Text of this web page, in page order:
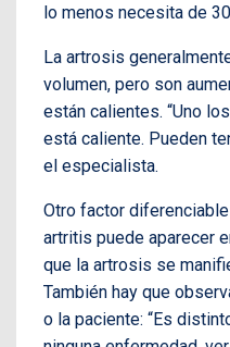
lo menos necesita de
La artrosis
volumen, pero son
están calientes. “Uno
está caliente. Pueden
el especialista.
Otro factor
artritis puede aparecer
que la artrosis se
También hay que
o la paciente: “Es